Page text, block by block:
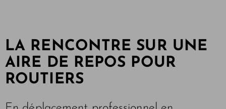
LA RENCONTRE SUR UNE
AIRE DE REPOS POUR
ROUTIERS